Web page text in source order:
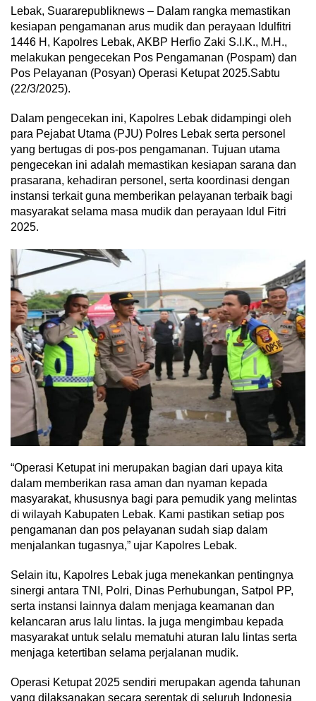
Lebak, Suararepubliknews – Dalam rangka memastikan
kesiapan pengamanan arus mudik dan perayaan Idulfitri
1446 H, Kapolres Lebak, AKBP Herfio Zaki S.I.K., M.H.,
melakukan pengecekan Pos Pengamanan (Pospam) dan
Pos Pelayanan (Posyan) Operasi Ketupat 2025.Sabtu
(22/3/2025).
Dalam pengecekan ini, Kapolres Lebak didampingi oleh
para Pejabat Utama (PJU) Polres Lebak serta personel
yang bertugas di pos-pos pengamanan. Tujuan utama
pengecekan ini adalah memastikan kesiapan sarana dan
prasarana, kehadiran personel, serta koordinasi dengan
instansi terkait guna memberikan pelayanan terbaik bagi
masyarakat selama masa mudik dan perayaan Idul Fitri
2025.
“Operasi Ketupat ini merupakan bagian dari upaya kita
dalam memberikan rasa aman dan nyaman kepada
masyarakat, khususnya bagi para pemudik yang melintas
di wilayah Kabupaten Lebak. Kami pastikan setiap pos
pengamanan dan pos pelayanan sudah siap dalam
menjalankan tugasnya,” ujar Kapolres Lebak.
Selain itu, Kapolres Lebak juga menekankan pentingnya
sinergi antara TNI, Polri, Dinas Perhubungan, Satpol PP,
serta instansi lainnya dalam menjaga keamanan dan
kelancaran arus lalu lintas. Ia juga mengimbau kepada
masyarakat untuk selalu mematuhi aturan lalu lintas serta
menjaga ketertiban selama perjalanan mudik.
Operasi Ketupat 2025 sendiri merupakan agenda tahunan
yang dilaksanakan secara serentak di seluruh Indonesia